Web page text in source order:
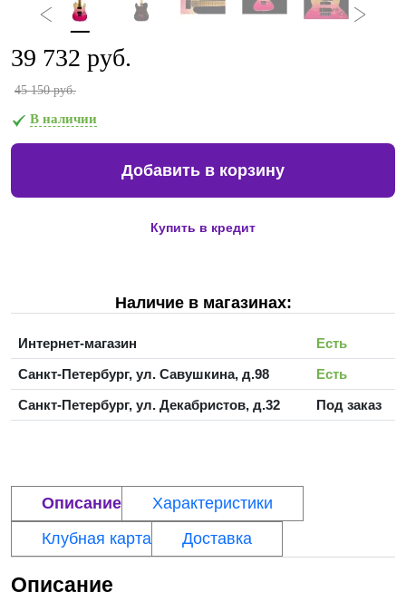
39 732 руб.
45 150 руб.
В наличии
Добавить в корзину
Купить в кредит
Наличие в магазинах:
Интернет-магазин
Есть
Санкт-Петербург, ул. Савушкина, д.98
Есть
Санкт-Петербург, ул. Декабристов, д.32
Под заказ
Описание
Характеристики
Клубная карта
Доставка
Описание